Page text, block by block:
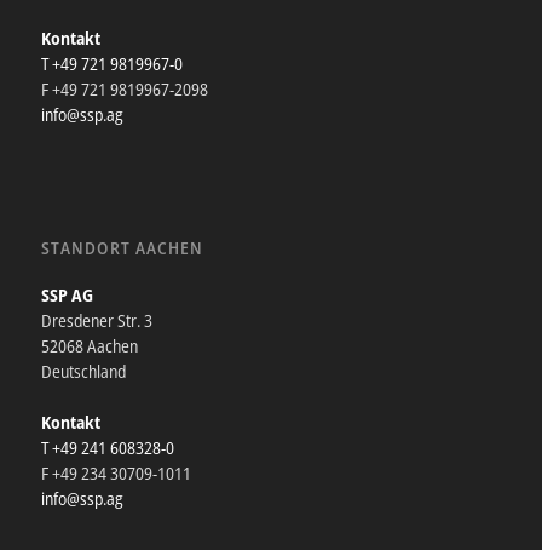
Kontakt
T +49 721 9819967-0
F +49 721 9819967-2098
info@ssp.ag
STANDORT AACHEN
SSP AG
Dresdener Str. 3
52068 Aachen
Deutschland
Kontakt
T +49 241 608328-0
F +49 234 30709-1011
info@ssp.ag